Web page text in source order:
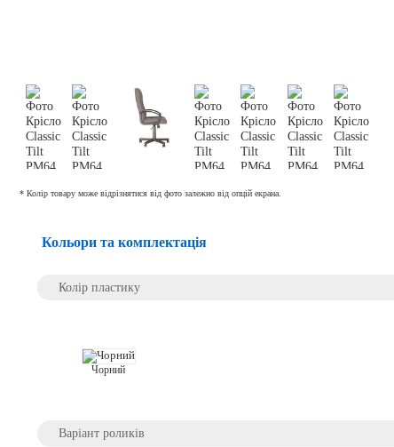
* Колір товару може відрізнятися від фото залежно від опцій екрана.
Кольори та комплектація
Колір пластику
Чорний
Варіант роликів